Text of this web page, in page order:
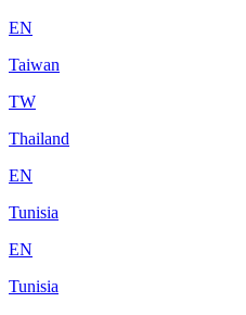
EN
Taiwan
TW
Thailand
EN
Tunisia
EN
Tunisia